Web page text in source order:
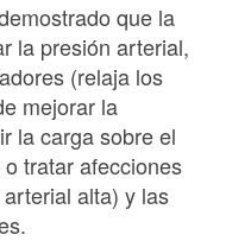
que la
la presión arterial,
(relaja los
mejorar la
la carga sobre el
tratar afecciones
alta) y las